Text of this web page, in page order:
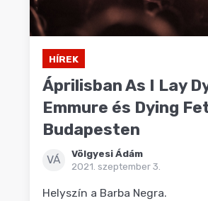
HÍREK
Áprilisban As I Lay
Emmure és Dying
Budapesten
VÁ
Völgyesi Ádám
2021. szeptember 3.
Helyszín a Barba Negra.